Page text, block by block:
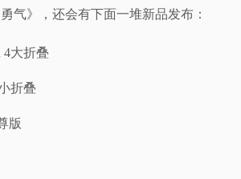
气》，还会有下面一堆新品发布：
4大折叠
折叠
版